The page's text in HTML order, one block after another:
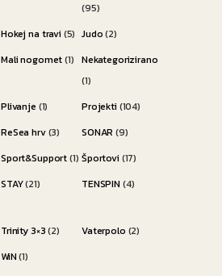
(95)
Hokej na travi (5) Judo(2)
Mali nogomet(1) Nekategorizirano
(1)
Plivanje (1) Projekti (104)
ReSea hrv(3) SONAR (9)
Sport&Support(1) Športovi (17)
STAY(21) TENSPIN (4)
Trinity 3×3(2) Vaterpolo (2)
WiN(1)